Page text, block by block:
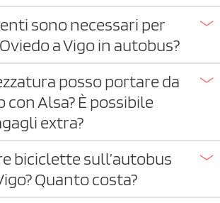
sono necessari per
a Vigo in autobus?
posso portare da
con Alsa? È possibile
extra?
biciclette sull’autobus
Quanto costa?